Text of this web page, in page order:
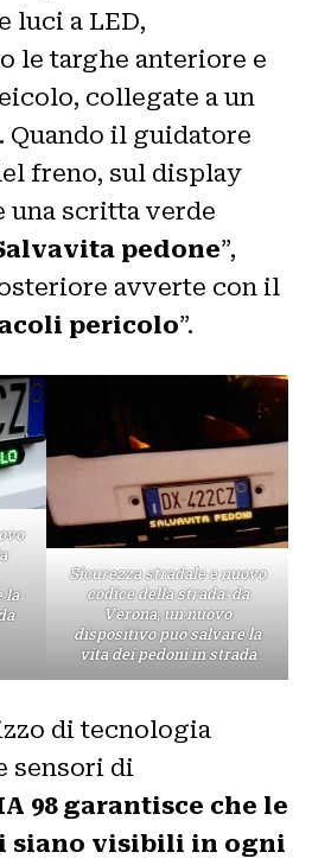
luci a LED,
le targhe anteriore e
collegate a un
il guidatore
freno, sul display
una scritta verde
pedone”,
avverte con il
pericolo”.
la
Sicurezza stradale e nuovo
codice della strada: da
Verona, un nuovo
dispositivo può salvare la
vita dei pedoni in strada
di tecnologia
sensori di
98 garantisce che le
siano visibili in ogni